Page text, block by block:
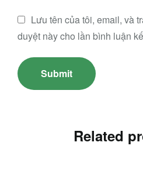
Lưu tên của tôi, email, và
duyệt này cho lần bình luận
Related